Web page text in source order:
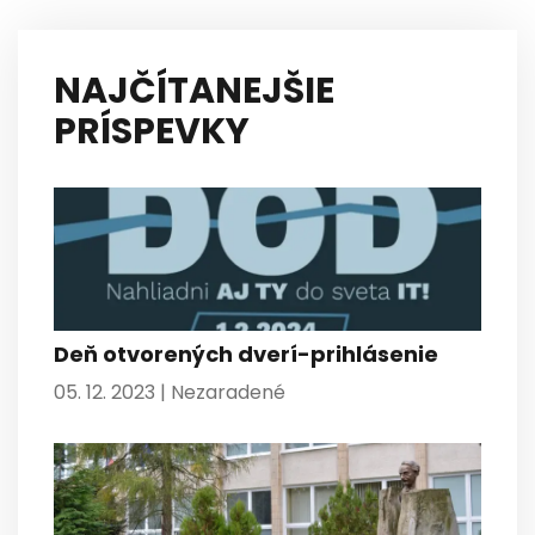
NAJČÍTANEJŠIE
PRÍSPEVKY
Deň otvorených dverí-prihlásenie
05. 12. 2023 | Nezaradené